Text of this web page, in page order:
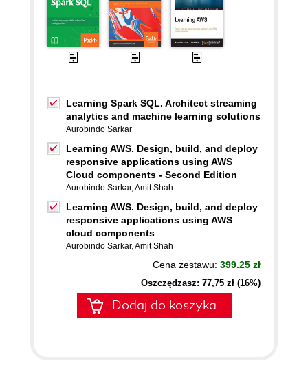
Learning Spark SQL. Architect streaming
analytics and machine learning solutions
Aurobindo Sarkar
Learning AWS. Design, build, and deploy
responsive applications using AWS
Cloud components - Second Edition
Aurobindo Sarkar,Amit Shah
Learning AWS. Design, build, and deploy
responsive applications using AWS
cloud components
Aurobindo Sarkar,Amit Shah
Cena zestawu: 399.25 zł
Oszczędzasz: 77,75 zł (16%)
Dodaj do koszyka